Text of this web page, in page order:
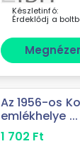
Készletinfó:
Érdeklődj a
Az 1956-os
emlékhelye ...
1 702 Ft